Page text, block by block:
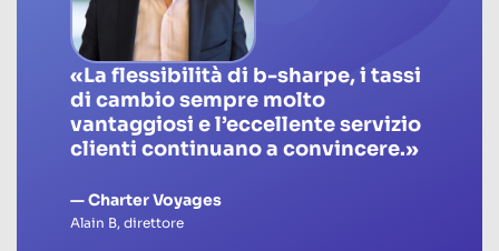
«La flessibilità di b-sharpe, i tassi
di cambio sempre molto
vantaggiosi e l’eccellente servizio
clienti continuano a convincere.»
—Charter Voyages
Alain B, direttore